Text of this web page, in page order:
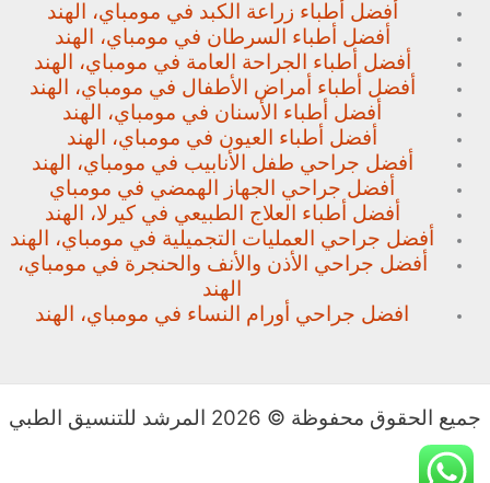
أفضل أطباء زراعة الكبد في مومباي، الهند
أفضل أطباء السرطان في مومباي، الهند
أفضل أطباء الجراحة العامة في مومباي، الهند
أفضل أطباء أمراض الأطفال في مومباي، الهند
أفضل أطباء الأسنان في مومباي، الهند
أفضل أطباء العيون في مومباي، الهند
أفضل جراحي طفل الأنابيب في مومباي، الهند
أفضل جراحي الجهاز الهمضي في مومباي
أفضل أطباء العلاج الطبيعي في كيرلا، الهند
أفضل جراحي العمليات التجميلية في مومباي، الهند
أفضل جراحي الأذن والأنف والحنجرة في مومباي،
الهند
افضل جراحي أورام النساء في مومباي، الهند
جميع الحقوق محفوظة © 2026 المرشد للتنسيق الطبي